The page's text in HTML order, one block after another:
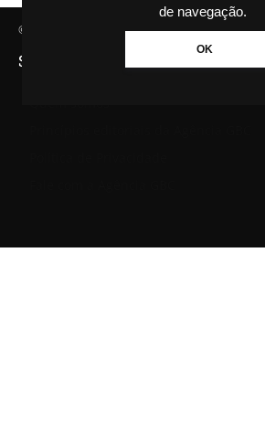
de navegação.
OK
© Agência GBC. Aqui tem notícia. Todos os
SAIBA MAIS SOBRE A AGÊNCIA